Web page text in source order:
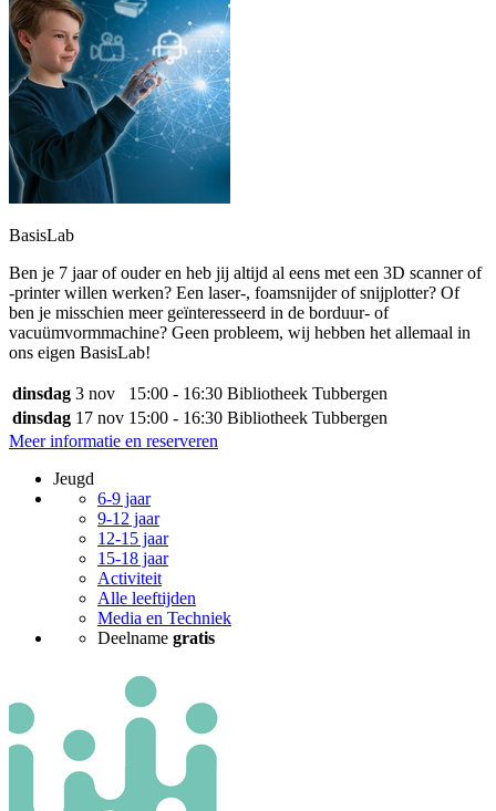
BasisLab
Ben je 7 jaar of ouder en heb jij altijd al eens met een 3D scanner of
-printer willen werken? Een laser-, foamsnijder of snijplotter? Of
ben je misschien meer geïnteresseerd in de borduur- of
vacuümvormmachine? Geen probleem, wij hebben het allemaal in
ons eigen BasisLab!
dinsdag 3 nov 15:00 - 16:30 Bibliotheek Tubbergen
dinsdag 17 nov 15:00 - 16:30 Bibliotheek Tubbergen
Meer informatie en reserveren
Jeugd
6-9 jaar
9-12 jaar
12-15 jaar
15-18 jaar
Activiteit
Alle leeftijden
Media en Techniek
Deelname gratis